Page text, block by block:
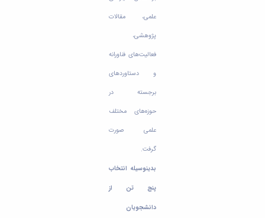
علمی، مقالات
پژوهشی،
فعالیت‌های فناورانه
و دستاوردهای
برجسته در
حوزه‌های مختلف
علمی صورت
گرفت.
بدینوسیله انتخاب
پنج تن از
دانشجویان